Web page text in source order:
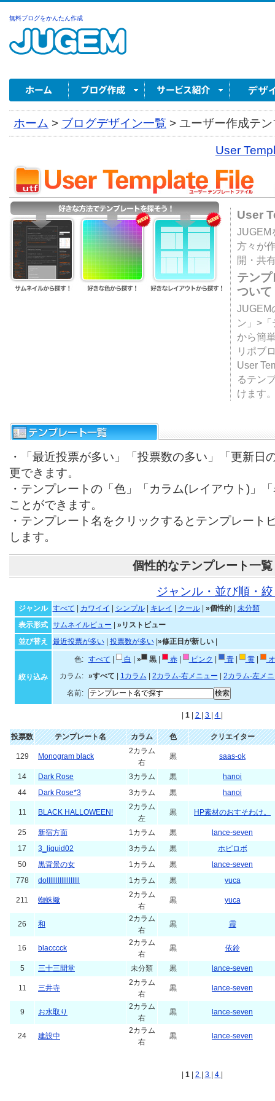
無料ブログをかんたん作成
ホーム > ブログデザイン一覧 > ユーザー作成テ
User
User
JUGEM
方々が
開・共
テン
ついて
JUGEM
ン」>
から簡
リポブ
User
るテン
けます
・「最近投票が多い」「投票数の多い」「更新日
更できます。
・テンプレートの「色」「カラム(レイアウト)」
ことができます。
・テンプレート名をクリックするとテンプレート
します。
個性的なテンプレート一覧
ジャンル・並び順・
ジャンル すべて カワイイ シンプル| キレイ クール| »個性的| 未分類
表示形式
サムネイルビュー
»リストビュー
並び替え
最近投票が多い| 投票数が多い| »修正日が新しい|
絞り込み
色: すべて 白 » 黒| 赤| ピンク 青| 黄|
カラム:
»すべて 1カラム 2カラム-右メニュー
2カラム-左メ
名前:
1 2 3 4
投票数 テンプレート名 カラム 色 クリエイター
129 Monogram black
2カラム
右
黒 saas-ok
14 Dark Rose 3カラム 黒
hanoi
44
Dark Rose*3 3カラム 黒 hanoi
11 BLACK HALLOWEEN!
2カラム
左
黒 HP素材のおすそわけ。
25 新宿方面 1カラム 黒
lance-seven
17
3_liquid02 3カラム 黒
ホピロボ
50
黒背景の女 1カラム 黒
lance-seven
778
dollllllllllllllllll 1カラム 黒 yuca
211 蜘蛛蠍
2カラム
右
黒 yuca
26 和
2カラム
右
黒 霞
16 blacccck
2カラム
右
黒 依鈴
5 三十三間堂 未分類 黒 lance-seven
11 三井寺
2カラム
右
黒 lance-seven
9 お水取り
2カラム
右
黒 lance-seven
24 建設中
2カラム
右
黒 lance-seven
1 2 3 4